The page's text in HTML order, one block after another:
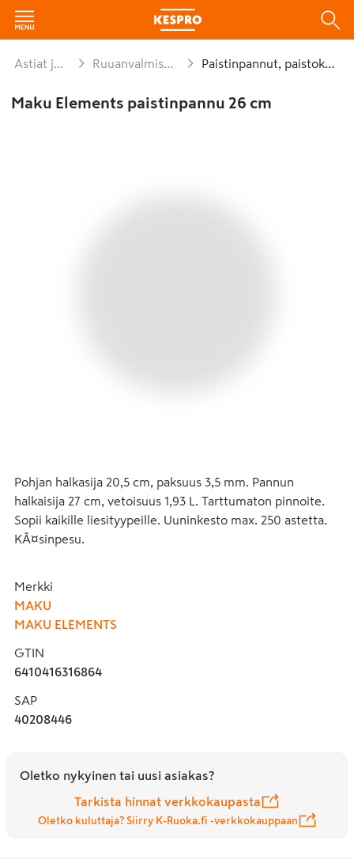
Astiat ja kattaus Ruuanvalmistusvälineet Paistinpannut, paistokasarit
Maku Elements paistinpannu 26 cm
Pohjan halkasija 20,5 cm, paksuus 3,5 mm. Pannun
halkaisija 27 cm, vetoisuus 1,93 L. Tarttumaton pinnoite.
Sopii kaikille liesityypeille. Uuninkesto max. 250 astetta.
KÃ¤sinpesu.
Merkki
MAKU
MAKU ELEMENTS
GTIN
6410416316864
SAP
40208446
Oletko nykyinen tai uusi asiakas?
Tarkista hinnat verkkokaupasta
Oletko kuluttaja? Siirry K-Ruoka.fi -verkkokauppaan